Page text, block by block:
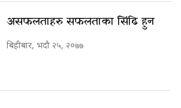
असफलताहरु सफलताका सिंढि हुन
बिहीबार, भदौ २५, २०७७